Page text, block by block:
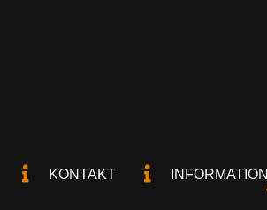
KONTAKT INFORMATION